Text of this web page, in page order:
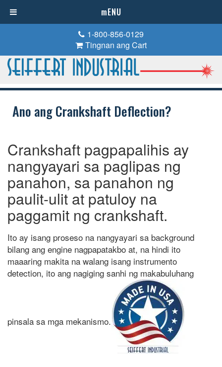
1-800-856-0129
Tingnan ang Cart
Ano ang Crankshaft Deflection?
Crankshaft pagpapalihis ay
nangyayari sa paglipas ng
panahon, sa panahon ng
paulit-ulit at patuloy na
paggamit ng crankshaft.
Ito ay isang proseso na nangyayari sa background
bilang ang engine nagpapatakbo at, na hindi ito
maaaring makita na walang isang instrumento
detection, ito ang nagiging sanhi ng makabuluhang
pinsala sa mga mekanismo.
mENU